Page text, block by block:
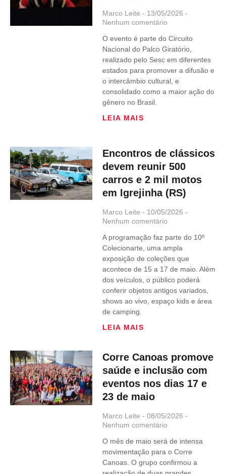
Marco Leite
13/05/2026
Nenhum comentário
O evento é parte do Circuito
Nacional do Palco Giratório,
realizado pelo Sesc em diferentes
estados para promover a difusão e
o intercâmbio cultural, e
consolidado como a maior ação do
gênero no Brasil.
LEIA MAIS
Encontros de clássicos
devem reunir 500
carros e 2 mil motos
em Igrejinha (RS)
Marco Leite
10/05/2026
Nenhum comentário
A programação faz parte do 10º
Colecionarte, uma ampla
exposição de coleções que
acontece de 15 a 17 de maio. Além
dos veículos, o público poderá
conferir objetos antigos variados,
shows ao vivo, espaço kids e área
de camping.
LEIA MAIS
Corre Canoas promove
saúde e inclusão com
eventos nos dias 17 e
23 de maio
Marco Leite 08/05/2026
Nenhum comentário
O mês de maio será de intensa
movimentação para o Corre
Canoas. O grupo confirmou a